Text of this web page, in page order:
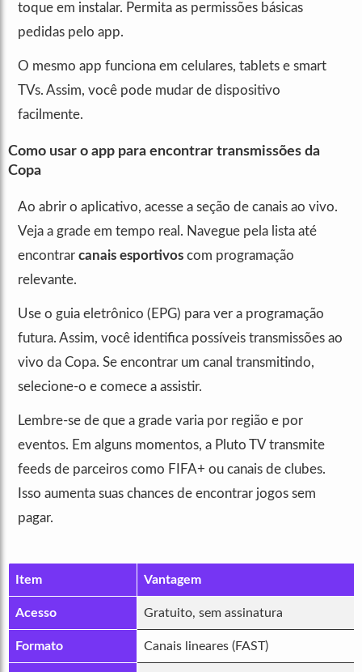
toque em instalar. Permita as permissões básicas
pedidas pelo app.
O mesmo app funciona em celulares, tablets e smart
TVs. Assim, você pode mudar de dispositivo
facilmente.
Como usar o app para encontrar transmissões da
Copa
Ao abrir o aplicativo, acesse a seção de canais ao vivo.
Veja a grade em tempo real. Navegue pela lista até
encontrar canais esportivos com programação
relevante.
Use o guia eletrônico (EPG) para ver a programação
futura. Assim, você identifica possíveis transmissões ao
vivo da Copa. Se encontrar um canal transmitindo,
selecione-o e comece a assistir.
Lembre-se de que a grade varia por região e por
eventos. Em alguns momentos, a Pluto TV transmite
feeds de parceiros como FIFA+ ou canais de clubes.
Isso aumenta suas chances de encontrar jogos sem
pagar.
Item Vantagem
Acesso Gratuito, sem assinatura
Formato Canais lineares (FAST)